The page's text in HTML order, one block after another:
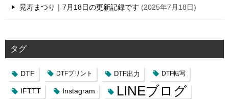
晃寿まつり｜7月18日の更新記録です 2025年7月18日
タグ
DTF DTFプリント DTF出力 DTF転写
IFTTT Instagram LINEブログ